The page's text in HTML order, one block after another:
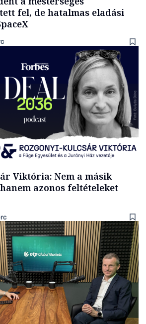
fel, de hatalmas eladási
Viktória: Nem a másik
azonos feltételeket